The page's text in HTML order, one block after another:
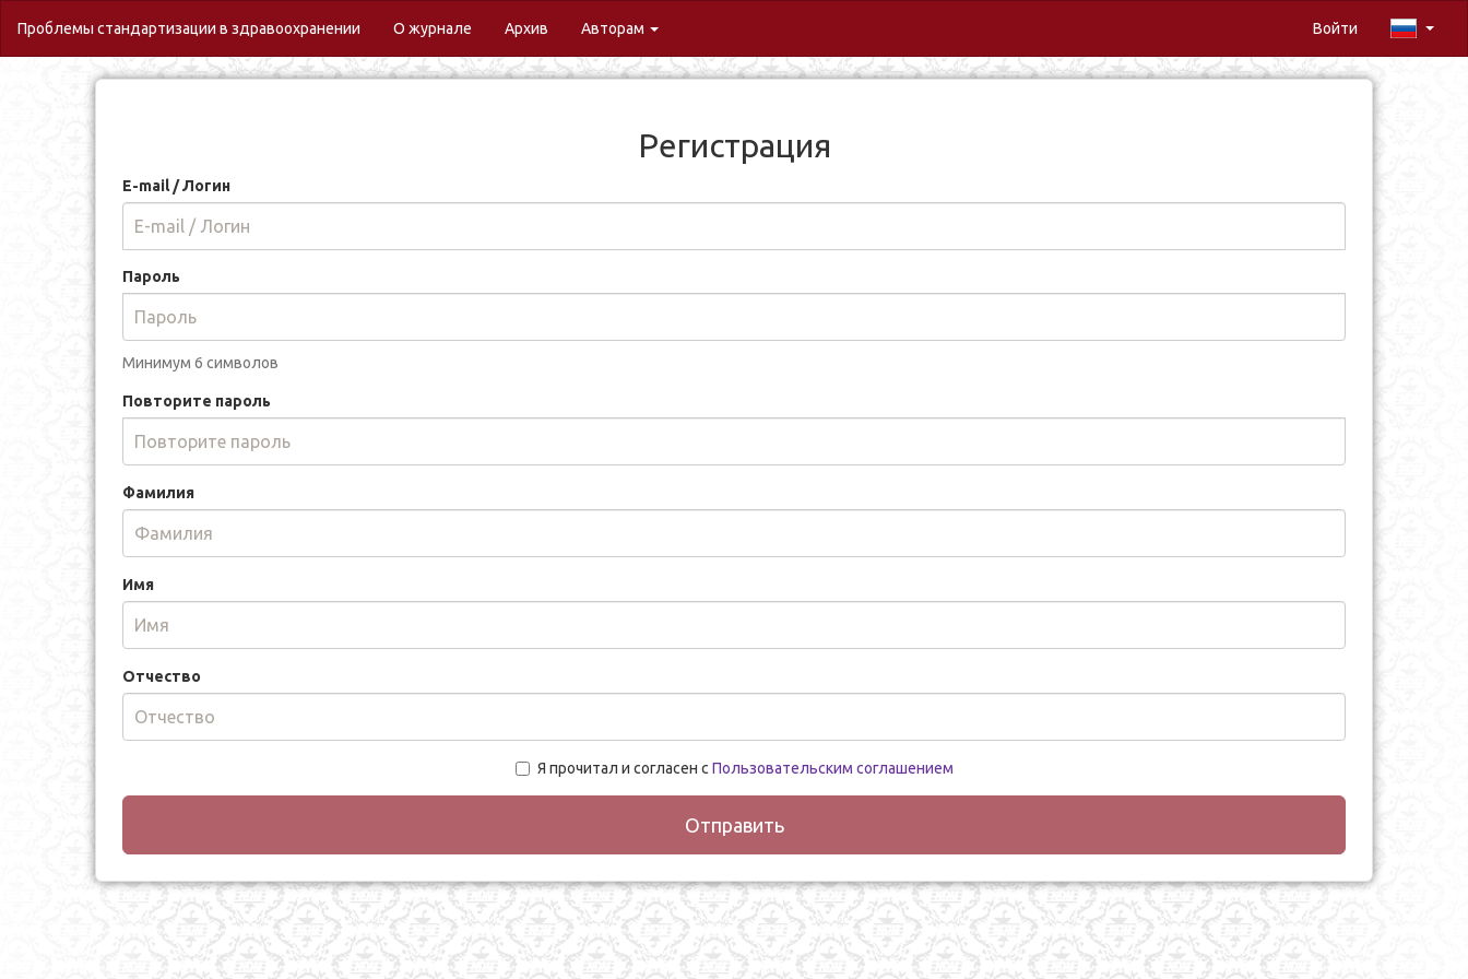
Проблемы стандартизации в здравоохранении О журнале (current)
Архив Авторам Войти
Регистрация
E-mail / Логин
Пароль
Минимум 6 символов
Повторите пароль
Фамилия
Имя
Отчество
Я прочитал и согласен с Пользовательским соглашением
Отправить